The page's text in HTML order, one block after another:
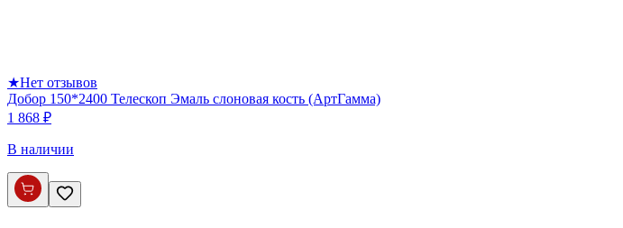
★Нет отзывов
Добор 150*2400 Телескоп Эмаль слоновая кость (АртГамма)
1 868 ₽
В наличии